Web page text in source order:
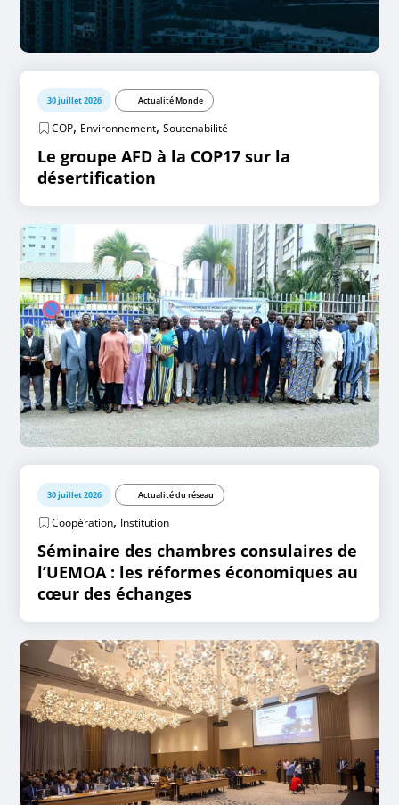
30 juillet 2026 Actualité Monde
COP, Environnement,Soutenabilité
Le groupe AFD à la COP17 sur la
désertification
30 juillet 2026 Actualité du réseau
Coopération, Institution
Séminaire des chambres consulaires de
l’UEMOA : les réformes économiques au
cœur des échanges